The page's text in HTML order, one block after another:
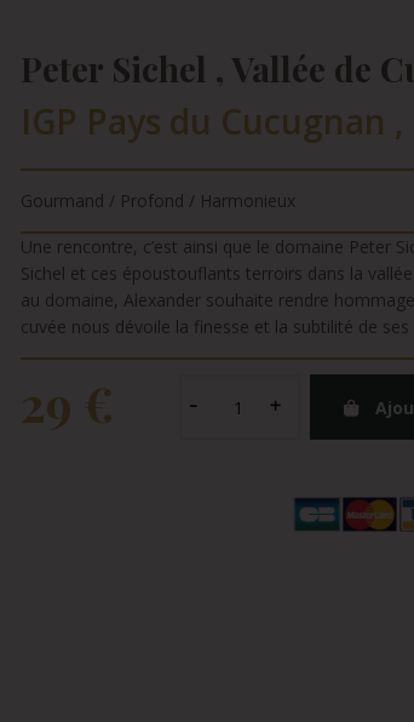
Peter Sichel , Vallée de
IGP Pays du Cucugnan
Gourmand / Profond / Harmonieux
Une rencontre, c’est ainsi que le domaine Peter
Sichel et ces époustouflants terroirs dans la
au domaine, Alexander souhaite rendre
cuvée nous dévoile la finesse et la subtilité de ses
29 €